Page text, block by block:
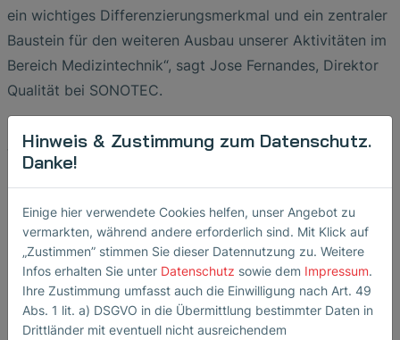
ein wichtiges Differenzierungsmerkmal und ein zentraler
Baustein für den weiteren Ausbau unserer Aktivitäten im
Bereich Medizintechnik“, sagt Jose Fernandes, Direktor
Qualität bei SONOTEC.
Verantwortungsbewusstsein entwickelt SONOTEC
höchste Qualität garantieren.
Die Zertifikate sind seit Anfang März 2026 gültig und
laufen bis zum 21. April 2029.
Hinweis & Zustimmung zum Datenschutz.
Danke!
Einige hier verwendete Cookies helfen, unser Angebot zu
vermarkten, während andere erforderlich sind. Mit Klick auf
„Zustimmen” stimmen Sie dieser Datennutzung zu. Weitere
Infos erhalten Sie unter Datenschutz sowie dem Impressum.
Ihre Zustimmung umfasst auch die Einwilligung nach Art. 49
Abs. 1 lit. a) DSGVO in die Übermittlung bestimmter Daten in
Drittländer mit eventuell nicht ausreichendem